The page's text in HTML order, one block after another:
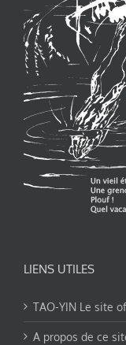
LIENS UTILES
TAO-YIN Le site
A propos de ce